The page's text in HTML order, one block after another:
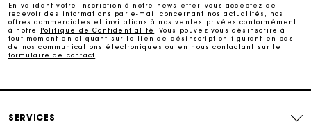
Echanges & Retours offerts
En validant votre inscription à notre newsletter, vous acceptez de
recevoir des informations par e-mail concernant nos actualités, nos
offres commerciales et invitations à nos ventes privées conformément
à notre
Politique de Confidentialité
. Vous pouvez vous désinscrire à
tout moment en cliquant sur le lien de désinscription figurant en bas
de nos communications électroniques ou en nous contactant sur le
formulaire de contact
SERVICES